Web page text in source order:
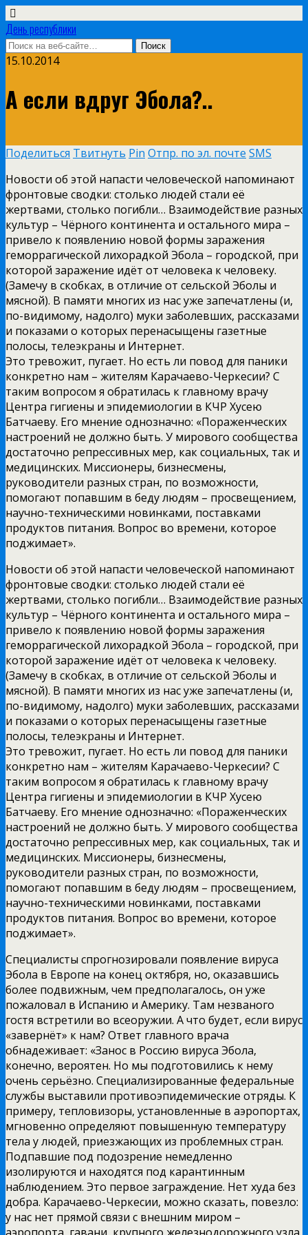
День республики
15.10.2014
А если вдруг Эбола?..
Поделиться Твитнуть Pin Отпр. по эл. почте SMS
Новости об этой напасти человеческой напоминают
фронтовые сводки: столько людей стали её
жертвами, столько погибли… Взаимодействие разных
культур – Чёрного континента и остального мира –
привело к появлению новой формы заражения
геморрагической лихорадкой Эбола – городской, при
которой заражение идёт от человека к человеку.
(Замечу в скобках, в отличие от сельской Эболы и
мясной). В памяти многих из нас уже запечатлены (и,
по-видимому, надолго) муки заболевших, рассказами
и показами о которых перенасыщены газетные
полосы, телеэкраны и Интернет.
Это тревожит, пугает. Но есть ли повод для паники
конкретно нам – жителям Карачаево-Черкесии? С
таким вопросом я обратилась к главному врачу
Центра гигиены и эпидемиологии в КЧР Хусею
Батчаеву. Его мнение однозначно: «Пораженческих
настроений не должно быть. У мирового сообщества
достаточно репрессивных мер, как социальных, так и
медицинских. Миссионеры, бизнесмены,
руководители разных стран, по возможности,
помогают попавшим в беду людям – просвещением,
научно-техническими новинками, поставками
продуктов питания. Вопрос во времени, которое
поджимает».
Новости об этой напасти человеческой напоминают
фронтовые сводки: столько людей стали её
жертвами, столько погибли… Взаимодействие разных
культур – Чёрного континента и остального мира –
привело к появлению новой формы заражения
геморрагической лихорадкой Эбола – городской, при
которой заражение идёт от человека к человеку.
(Замечу в скобках, в отличие от сельской Эболы и
мясной). В памяти многих из нас уже запечатлены (и,
по-видимому, надолго) муки заболевших, рассказами
и показами о которых перенасыщены газетные
полосы, телеэкраны и Интернет.
Это тревожит, пугает. Но есть ли повод для паники
конкретно нам – жителям Карачаево-Черкесии? С
таким вопросом я обратилась к главному врачу
Центра гигиены и эпидемиологии в КЧР Хусею
Батчаеву. Его мнение однозначно: «Пораженческих
настроений не должно быть. У мирового сообщества
достаточно репрессивных мер, как социальных, так и
медицинских. Миссионеры, бизнесмены,
руководители разных стран, по возможности,
помогают попавшим в беду людям – просвещением,
научно-техническими новинками, поставками
продуктов питания. Вопрос во времени, которое
поджимает».
Специалисты спрогнозировали появление вируса
Эбола в Европе на конец октября, но, оказавшись
более подвижным, чем предполагалось, он уже
пожаловал в Испанию и Америку. Там незваного
гостя встретили во всеоружии. А что будет, если вирус
«завернёт» к нам? Ответ главного врача
обнадеживает: «Занос в Россию вируса Эбола,
конечно, вероятен. Но мы подготовились к нему
очень серьёзно. Специализированные федеральные
службы выставили противоэпидемические отряды. К
примеру, тепловизоры, установленные в аэропортах,
мгновенно определяют повышенную температуру
тела у людей, приезжающих из проблемных стран.
Подпавшие под подозрение немедленно
изолируются и находятся под карантинным
наблюдением. Это первое заграждение. Нет худа без
добра. Карачаево-Черкесии, можно сказать, повезло:
у нас нет прямой связи с внешним миром –